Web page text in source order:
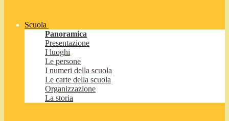
Scuola
Panoramica
Presentazione
I luoghi
Le persone
I numeri della scuola
Le carte della scuola
Organizzazione
La storia